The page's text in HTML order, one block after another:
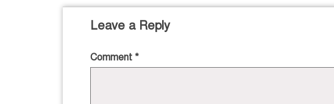
Leave a Reply
Comment *